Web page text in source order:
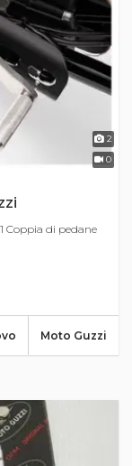
2
0
Coppia di pedane
Moto Guzzi